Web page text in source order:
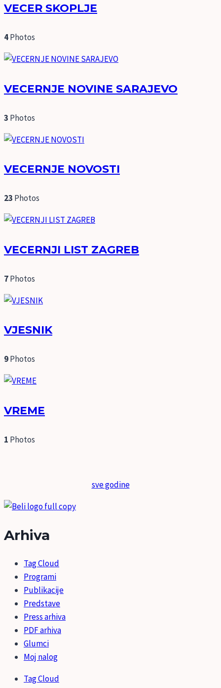
VECER SKOPLJE
4Photos
VECERNJE NOVINE SARAJEVO
3 Photos
VECERNJE NOVOSTI
23 Photos
VECERNJI LIST ZAGREB
7Photos
VJESNIK
9Photos
VREME
1 Photos
sve godine
Arhiva
Tag Cloud
Programi
Publikacije
Predstave
Press arhiva
PDF arhiva
Glumci
Moj nalog
Tag Cloud